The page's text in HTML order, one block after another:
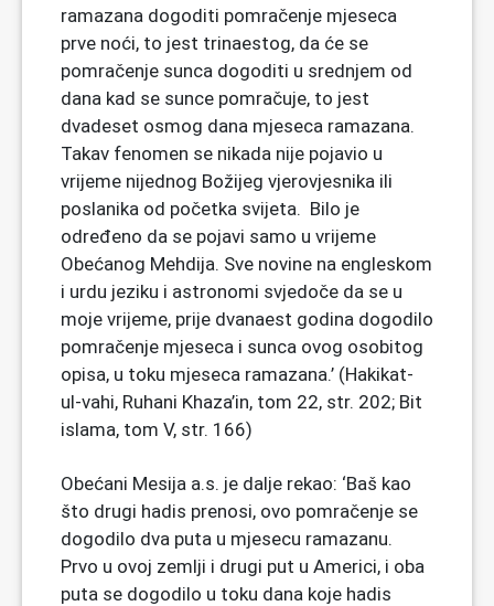
ramazana dogoditi pomračenje mjeseca
prve noći, to jest trinaestog, da će se
pomračenje sunca dogoditi u srednjem od
dana kad se sunce pomračuje, to jest
dvadeset osmog dana mjeseca ramazana.
Takav fenomen se nikada nije pojavio u
vrijeme nijednog Božijeg vjerovjesnika ili
poslanika od početka svijeta. Bilo je
određeno da se pojavi samo u vrijeme
Obećanog Mehdija. Sve novine na engleskom
i urdu jeziku i astronomi svjedoče da se u
moje vrijeme, prije dvanaest godina dogodilo
pomračenje mjeseca i sunca ovog osobitog
opisa, u toku mjeseca ramazana.’ (Hakikat-
ul-vahi, Ruhani Khaza’in, tom 22, str. 202; Bit
islama, tom V, str. 166)
Obećani Mesija a.s. je dalje rekao: ‘Baš kao
što drugi hadis prenosi, ovo pomračenje se
dogodilo dva puta u mjesecu ramazanu.
Prvo u ovoj zemlji i drugi put u Americi, i oba
puta se dogodilo u toku dana koje hadis